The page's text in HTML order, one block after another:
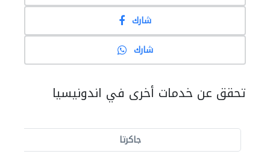
شارك
شارك
تحقق عن خدمات أخرى في اندونيسيا
جاكرتا